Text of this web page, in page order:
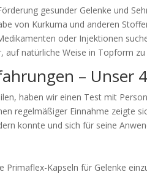
gesunder Gelenke und
von Kurkuma und anderen
oder Injektionen
auf natürliche Weise in Topform
– Unser
haben wir einen Test mit
regelmäßiger Einnahme zeigte
konnte und sich für seine
Kapseln für Gelenke